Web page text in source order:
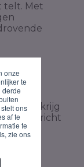
onze
te
derde
ons
af te
te
zie ons
telt. Met
en krijg
bericht
jou